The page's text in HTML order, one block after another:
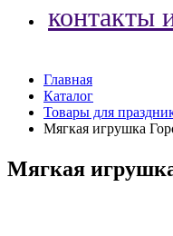
контакты
Главная
Каталог
Товары для
Мягкая игрушка
Мягкая